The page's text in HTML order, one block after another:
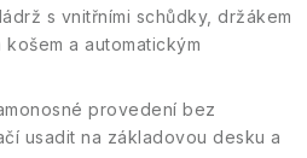
s vnitřními schůdky, držákem
a automatickým
provedení bez
usadit na základovou desku a